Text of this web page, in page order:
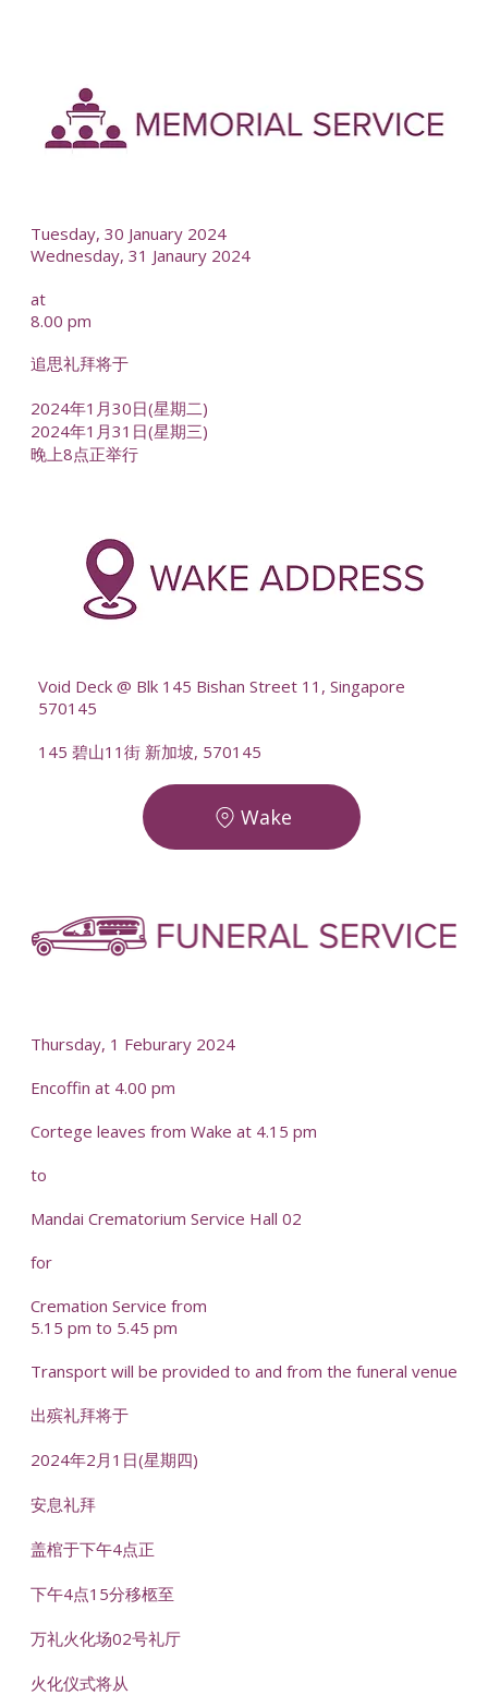
Tuesday, 30 January 2024
Wednesday, 31 Janaury 2024
at
8.00 pm
追思礼拜将于
2024年1月30日(星期二)
2024年1月31日(星期三)
晚上8点正举行
Void Deck @ Blk 145 Bishan Street 11, Singapore
570145
145 碧山11街 新加坡, 570145
Wake
Thursday, 1 Feburary 2024
Encoffin at 4.00 pm
Cortege leaves from Wake at 4.15 pm
to
Mandai Crematorium Service Hall 02
for
Cremation Service from
5.15 pm to 5.45 pm
Transport will be provided to and from the funeral venue
出殡礼拜将于
2024年2月1日(星期四)
安息礼拜
盖棺于下午4点正
下午4点15分移柩至
万礼火化场02号礼厅
火化仪式将从